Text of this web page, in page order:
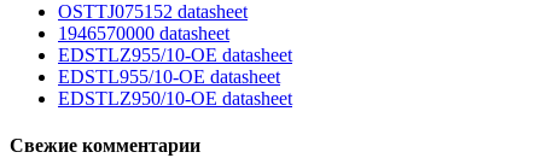
OSTTJ075152 datasheet
1946570000 datasheet
EDSTLZ955/10-OE datasheet
EDSTL955/10-OE datasheet
EDSTLZ950/10-OE datasheet
Свежие комментарии